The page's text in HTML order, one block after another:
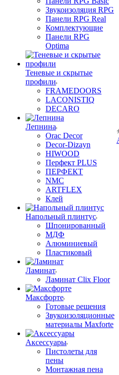
Звукоизоляция RPG
Панели RPG Real
Комплектующие
Панели RPG
Optima
Теневые и скрытые
профили
FRAMEDOORS
LACONISTIQ
DECARO
Лепнина
Orac Decor
Decor-Dizayn
HIWOOD
Перфект PLUS
ПЕРФЕКТ
NMC
ARTFLEX
Клей
Напольный плинтус
Шпонированный
МДФ
Алюминиевый
Пластиковый
Ламинат
Ламинат Clix Floor
Максфорте
Готовые решения
Звукоизоляционные
материалы Maxforte
Аксессуары
Пистолеты для
пены
Монтажная пена